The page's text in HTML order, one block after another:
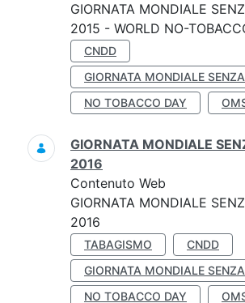
GIORNATA MONDIALE
2015 - WORLD NO-
CNDD
GIORNATA MONDIALE
NO TOBACCO DAY
GIORNATA MONDIALE
2016
Contenuto Web
GIORNATA MONDIALE
2016
TABAGISMO
CNDD
GIORNATA MONDIALE
NO TOBACCO DAY